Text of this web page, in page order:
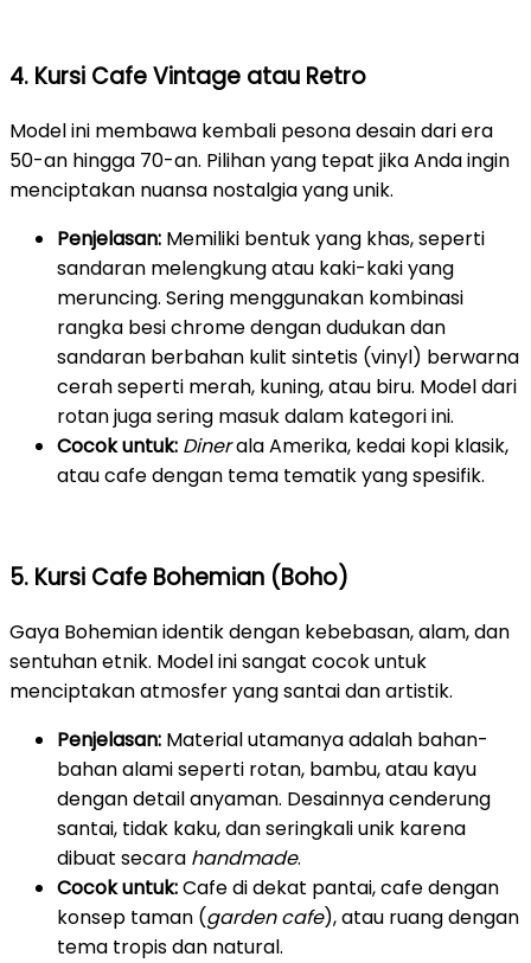
4. Kursi Cafe Vintage atau Retro
Model ini membawa kembali pesona desain dari era
50-an hingga 70-an. Pilihan yang tepat jika Anda ingin
menciptakan nuansa nostalgia yang unik.
Penjelasan: Memiliki bentuk yang khas, seperti
sandaran melengkung atau kaki-kaki yang
meruncing. Sering menggunakan kombinasi
rangka besi chrome dengan dudukan dan
sandaran berbahan kulit sintetis (vinyl) berwarna
cerah seperti merah, kuning, atau biru. Model dari
rotan juga sering masuk dalam kategori ini.
Cocok untuk: Dinerala Amerika, kedai kopi klasik,
atau cafe dengan tema tematik yang spesifik.
5. Kursi Cafe Bohemian (Boho)
Gaya Bohemian identik dengan kebebasan, alam, dan
sentuhan etnik. Model ini sangat cocok untuk
menciptakan atmosfer yang santai dan artistik.
Penjelasan: Material utamanya adalah bahan-
bahan alami seperti rotan, bambu, atau kayu
dengan detail anyaman. Desainnya cenderung
santai, tidak kaku, dan seringkali unik karena
dibuat secara handmade.
Cocok untuk:Cafe di dekat pantai, cafe dengan
konsep taman (garden cafe), atau ruang dengan
tema tropis dan natural.